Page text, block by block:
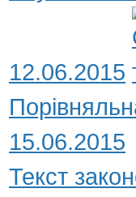
12.06.2015
15.06.2015
Текст